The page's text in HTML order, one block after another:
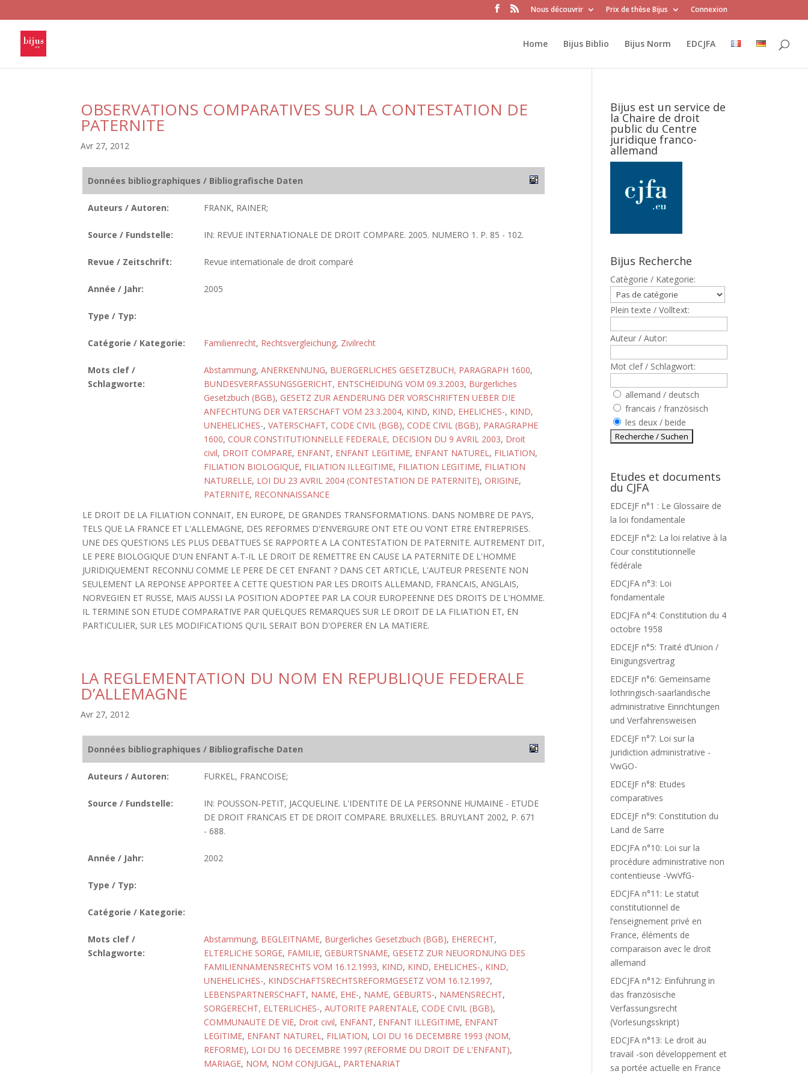
Nous découvrir Prix de thèse Bijus Connexion
Home Bijus Biblio Bijus Norm EDCJFA
OBSERVATIONS COMPARATIVES SUR LA CONTESTATION DE
PATERNITE
Avr 27, 2012
Données bibliographiques / Bibliografische Daten
Auteurs / Autoren: FRANK, RAINER;
Source / Fundstelle: IN: REVUE INTERNATIONALE DE DROIT COMPARE. 2005. NUMERO 1. P. 85 - 102.
Revue / Zeitschrift: Revue internationale de droit comparé
Année / Jahr: 2005
Type / Typ:
Catégorie / Kategorie: Familienrecht, Rechtsvergleichung, Zivilrecht
Mots clef /
Schlagworte:
Abstammung, ANERKENNUNG, BUERGERLICHES GESETZBUCH, PARAGRAPH 1600,
BUNDESVERFASSUNGSGERICHT, ENTSCHEIDUNG VOM 09.3.2003, Bürgerliches
Gesetzbuch (BGB), GESETZ ZUR AENDERUNG DER VORSCHRIFTEN UEBER DIE
ANFECHTUNG DER VATERSCHAFT VOM 23.3.2004, KIND, KIND, EHELICHES-, KIND,
UNEHELICHES-, VATERSCHAFT, CODE CIVIL (BGB), CODE CIVIL (BGB), PARAGRAPHE
1600, COUR CONSTITUTIONNELLE FEDERALE, DECISION DU 9 AVRIL 2003, Droit
civil, DROIT COMPARE, ENFANT, ENFANT LEGITIME, ENFANT NATUREL, FILIATION,
FILIATION BIOLOGIQUE, FILIATION ILLEGITIME, FILIATION LEGITIME, FILIATION
NATURELLE, LOI DU 23 AVRIL 2004 (CONTESTATION DE PATERNITE), ORIGINE,
PATERNITE, RECONNAISSANCE
LE DROIT DE LA FILIATION CONNAIT, EN EUROPE, DE GRANDES TRANSFORMATIONS. DANS NOMBRE DE PAYS,
TELS QUE LA FRANCE ET L'ALLEMAGNE, DES REFORMES D'ENVERGURE ONT ETE OU VONT ETRE ENTREPRISES.
UNE DES QUESTIONS LES PLUS DEBATTUES SE RAPPORTE A LA CONTESTATION DE PATERNITE. AUTREMENT DIT,
LE PERE BIOLOGIQUE D'UN ENFANT A-T-IL LE DROIT DE REMETTRE EN CAUSE LA PATERNITE DE L'HOMME
JURIDIQUEMENT RECONNU COMME LE PERE DE CET ENFANT ? DANS CET ARTICLE, L'AUTEUR PRESENTE NON
SEULEMENT LA REPONSE APPORTEE A CETTE QUESTION PAR LES DROITS ALLEMAND, FRANCAIS, ANGLAIS,
NORVEGIEN ET RUSSE, MAIS AUSSI LA POSITION ADOPTEE PAR LA COUR EUROPEENNE DES DROITS DE L'HOMME.
IL TERMINE SON ETUDE COMPARATIVE PAR QUELQUES REMARQUES SUR LE DROIT DE LA FILIATION ET, EN
PARTICULIER, SUR LES MODIFICATIONS QU'IL SERAIT BON D'OPERER EN LA MATIERE.
LA REGLEMENTATION DU NOM EN REPUBLIQUE FEDERALE
D’ALLEMAGNE
Avr 27, 2012
Données bibliographiques / Bibliografische Daten
Auteurs / Autoren: FURKEL, FRANCOISE;
Source / Fundstelle:
IN: POUSSON-PETIT, JACQUELINE. L'IDENTITE DE LA PERSONNE HUMAINE - ETUDE
DE DROIT FRANCAIS ET DE DROIT COMPARE. BRUXELLES. BRUYLANT 2002, P. 671
- 688.
Année / Jahr: 2002
Type / Typ:
Catégorie / Kategorie:
Mots clef /
Schlagworte:
Abstammung, BEGLEITNAME, Bürgerliches Gesetzbuch (BGB), EHERECHT,
ELTERLICHE SORGE, FAMILIE, GEBURTSNAME, GESETZ ZUR NEUORDNUNG DES
FAMILIENNAMENSRECHTS VOM 16.12.1993, KIND, KIND, EHELICHES-, KIND,
UNEHELICHES-, KINDSCHAFTSRECHTSREFORMGESETZ VOM 16.12.1997,
LEBENSPARTNERSCHAFT, NAME, EHE-, NAME, GEBURTS-, NAMENSRECHT,
SORGERECHT, ELTERLICHES-, AUTORITE PARENTALE, CODE CIVIL (BGB),
COMMUNAUTE DE VIE, Droit civil, ENFANT, ENFANT ILLEGITIME, ENFANT
LEGITIME, ENFANT NATUREL, FILIATION, LOI DU 16 DECEMBRE 1993 (NOM,
REFORME), LOI DU 16 DECEMBRE 1997 (REFORME DU DROIT DE L'ENFANT),
MARIAGE, NOM, NOM CONJUGAL, PARTENARIAT
Bijus est un service de
la Chaire de droit
public du Centre
juridique franco-
allemand
Bijus Recherche
Catègorie / Kategorie:
Plein texte / Volltext:
Auteur / Autor:
Mot clef / Schlagwort:
allemand / deutsch
francais / französisch
les deux / beide
Etudes et documents
du CJFA
EDCEJF n°1 : Le Glossaire de
la loi fondamentale
EDCEJF n°2: La loi relative à la
Cour constitutionnelle
fédérale
EDCJFA n°3: Loi
fondamentale
EDCJFA n°4: Constitution du 4
octobre 1958
EDCEJF n°5: Traité d’Union /
Einigungsvertrag
EDCEJF n°6: Gemeinsame
lothringisch-saarländische
administrative Einrichtungen
und Verfahrensweisen
EDCEJF n°7: Loi sur la
juridiction administrative -
VwGO-
EDCEJF n°8: Etudes
comparatives
EDCEJF n°9: Constitution du
Land de Sarre
EDCJFA n°10: Loi sur la
procédure administrative non
contentieuse -VwVfG-
EDCJFA n°11: Le statut
constitutionnel de
l’enseignement privé en
France, éléments de
comparaison avec le droit
allemand
EDCJFA n°12: Einführung in
das französische
Verfassungsrecht
(Vorlesungsskript)
EDCJFA n°13: Le droit au
travail -son développement et
sa portée actuelle en France